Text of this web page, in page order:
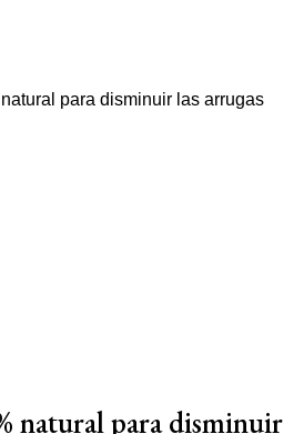
natural para disminuir